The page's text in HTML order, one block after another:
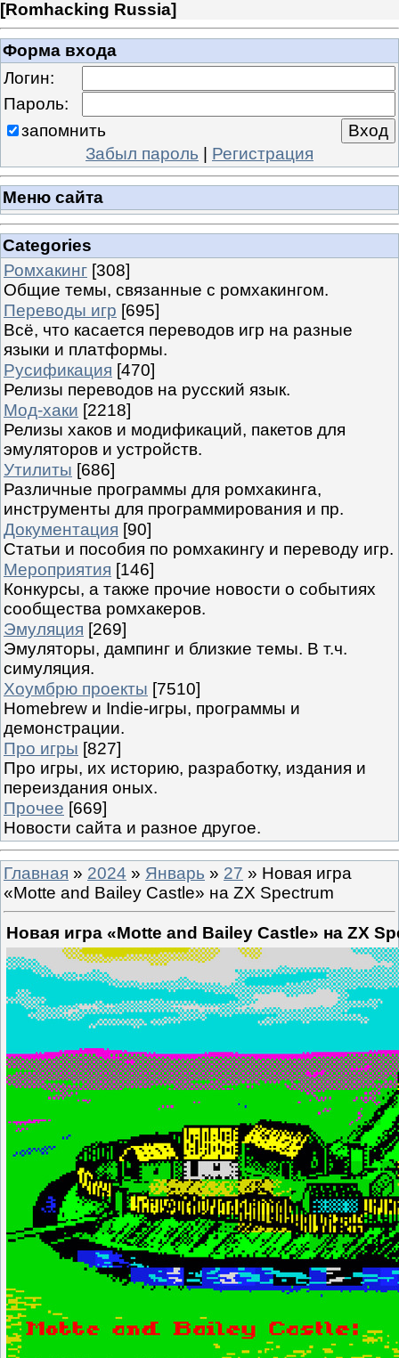
[Romhacking Russia]
Форма входа
Логин:
Пароль:
запомнить
Забыл пароль | Регистрация
Меню сайта
Categories
Ромхакинг [308]
Общие темы, связанные с ромхакингом.
Переводы игр [695]
Всё, что касается переводов игр на разные
языки и платформы.
Русификация [470]
Релизы переводов на русский язык.
Мод-хаки [2218]
Релизы хаков и модификаций, пакетов для
эмуляторов и устройств.
Утилиты [686]
Различные программы для ромхакинга,
инструменты для программирования и пр.
Документация [90]
Статьи и пособия по ромхакингу и переводу игр.
Мероприятия [146]
Конкурсы, а также прочие новости о событиях
сообщества ромхакеров.
Эмуляция [269]
Эмуляторы, дампинг и близкие темы. В т.ч.
симуляция.
Хоумбрю проекты [7510]
Homebrew и Indie-игры, программы и
демонстрации.
Про игры [827]
Про игры, их историю, разработку, издания и
переиздания оных.
Прочее [669]
Новости сайта и разное другое.
Главная » 2024 » Январь » 27 » Новая игра
«Motte and Bailey Castle» на ZX Spectrum
Новая игра «Motte and Bailey Castle» на ZX